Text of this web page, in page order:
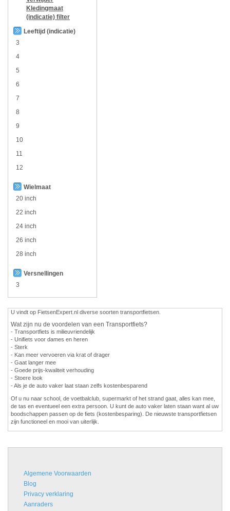
Kledingmaat
(indicatie) filter
Leeftijd (indicatie)
3
4
5
6
7
8
9
10
11
12
Wielmaat
20 inch
22 inch
24 inch
26 inch
28 inch
Versnellingen
3
U vindt op FietsenExpert.nl diverse soorten transportfietsen.
Wat zijn nu de voordelen van een Transportfiets?
- Transportfiets is milieuvriendelijk
- Unifiets voor dames en heren
- Sterk
- Kan meer vervoeren via krat of drager
- Gaat langer mee
- Goede prijs-kwaliteit verhouding
- Stoere look
- Als je de auto vaker laat staan zelfs kostenbesparend
Of u nu naar school, de voetbalclub, supermarkt of het strand gaat, alles kan mee,
de tas en eventueel een extra persoon. U kunt de auto vaker laten staan want al uw
boodschappen passen op de fiets (kostenbesparing). De nieuwste transportfietsen
zijn functioneel en mooi van uiterlijk.
Algemene Voorwaarden
Blog
Privacy verklaring
Aanraders